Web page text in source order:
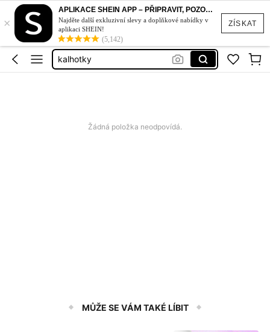
ZÍSKAT
×
APLIKACE SHEIN APP – PŘIPRAVIT, POZOR, STYL!
Najděte další exkluzivní slevy a doplňkové nabídky v
aplikaci SHEIN!
(5,142)
podprsenka
tanga
kalhotky
sexy pradlo pro zeny
Žádná položka neodpovídá.
MŮŽE SE VÁM TAKÉ LÍBIT